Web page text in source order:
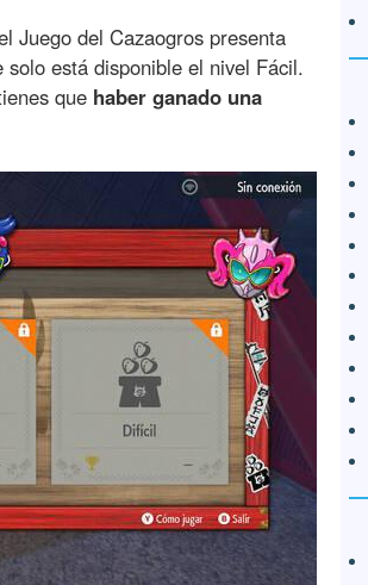
Juego del Cazaogros presenta
solo está disponible el nivel Fácil.
que haber ganado una